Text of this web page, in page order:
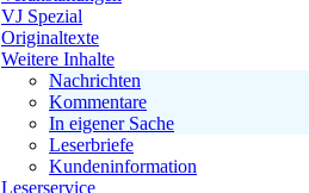
VJ Spezial
Originaltexte
Weitere Inhalte
Nachrichten
Kommentare
In eigener Sache
Leserbriefe
Kundeninformation
Leserservice